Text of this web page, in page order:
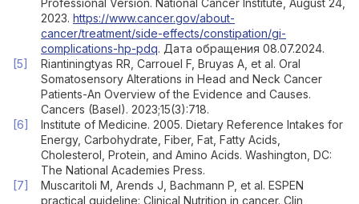
Professional Version. National Cancer Institute, August 24,
2023. https://www.cancer.gov/about-
cancer/treatment/side-effects/constipation/gi-
complications-hp-pdq. Дата обращения 08.07.2024.
Riantiningtyas RR, Carrouel F, Bruyas A, et al. Oral
Somatosensory Alterations in Head and Neck Cancer
Patients-An Overview of the Evidence and Causes.
Cancers (Basel). 2023;15(3):718.
Institute of Medicine. 2005. Dietary Reference Intakes for
Energy, Carbohydrate, Fiber, Fat, Fatty Acids,
Cholesterol, Protein, and Amino Acids. Washington, DC:
The National Academies Press.
Muscaritoli M, Arends J, Bachmann P, et al. ESPEN
practical guideline: Clinical Nutrition in cancer. Clin